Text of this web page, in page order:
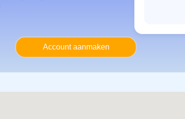
Account aanmaken